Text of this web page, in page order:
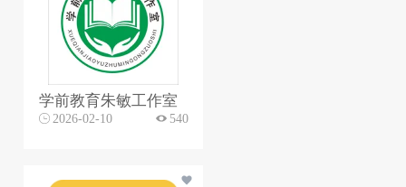
学前教育朱敏工作室
2026-02-10 540